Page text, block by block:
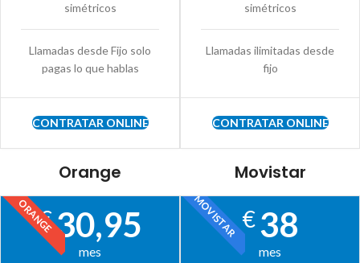
simétricos
Llamadas desde Fijo solo
pagas lo que hablas
CONTRATAR ONLINE
simétricos
Llamadas ilimitadas desde
fijo
CONTRATAR ONLINE
Orange
ORANGE
€30,95
mes
Movistar
MOVISTAR€38
mes